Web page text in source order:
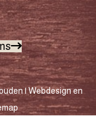
| Webdesign en